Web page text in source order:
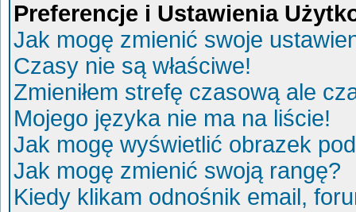
Preferencje i Ustawienia
Jak mogę zmienić swoje
Czasy nie są właściwe!
Zmieniłem strefę czasową ale
Mojego języka nie ma na liście!
Jak mogę wyświetlić obrazek
Jak mogę zmienić swoją rangę?
Kiedy klikam odnośnik email,